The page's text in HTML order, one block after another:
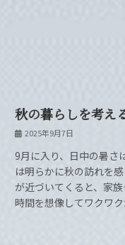
秋の暮らしを考え
2025年9月7日
9月に入り、日中の暑さ
は明らかに秋の訪れを
が近づいてくると、家
時間を想像してワクワ